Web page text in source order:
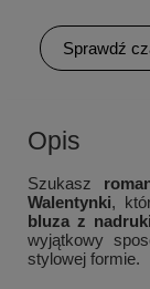
Sprawdź
Opis
Szukasz
Walentynki,
bluza z
wyjątkowy
stylowej formie.